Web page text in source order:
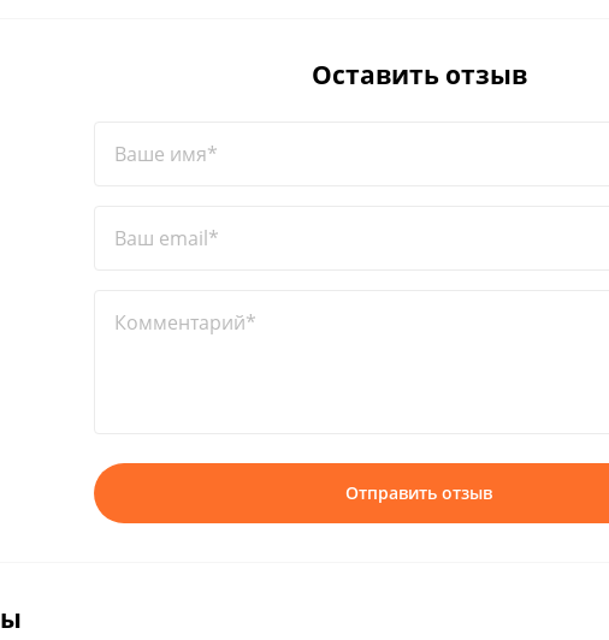
Оставить отзыв
Ваше имя*
Ваш email*
Комментарий*
Отправить отзыв